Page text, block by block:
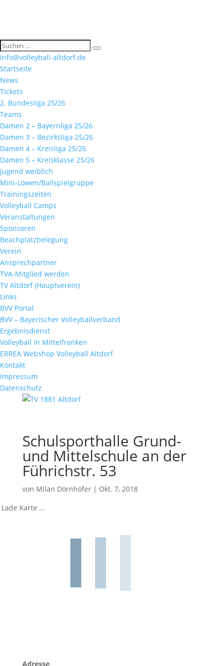
info@volleyball-altdorf.de
Startseite
News
Tickets
2. Bundesliga 25/26
Teams
Damen 2 – Bayernliga 25/26
Damen 3 – Bezirksliga 25/26
Damen 4 – Kreisliga 25/26
Damen 5 – Kreisklasse 25/26
Jugend weiblich
Mini-Löwen/Ballspielgruppe
Trainingszeiten
Volleyball Camps
Veranstaltungen
Sponsoren
Beachplatzbelegung
Verein
Ansprechpartner
TVA-Mitglied werden
TV Altdorf (Hauptverein)
Links
BVV Portal
BVV – Bayerischer Volleyballverband
Ergebnisdienst
Volleyball in Mittelfranken
ERREA Webshop Volleyball Altdorf
Kontakt
Impressum
Datenschutz
Schulsporthalle Grund-
und Mittelschule an der
Führichstr. 53
von Milan Dörnhöfer| Okt. 7, 2018
Lade Karte ...
Adresse